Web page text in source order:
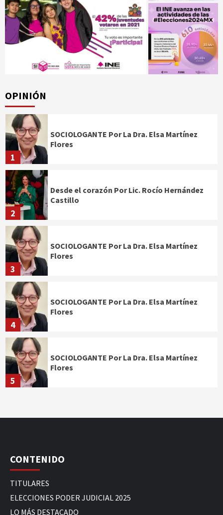
OPINIÓN
1
SOCIOLOGANTE Por La Dra. Elsa Martínez
Flores
2
Desde el corazón Por Lic. Rocío Hernández
Castillo
3
SOCIOLOGANTE Por La Dra. Elsa Martínez
Flores
4
SOCIOLOGANTE Por La Dra. Elsa Martínez
Flores
5
SOCIOLOGANTE Por La Dra. Elsa Martínez
Flores
CONTENIDO
TITULARES
ELECCIONES PODER JUDICIAL 2025
LO MÁS DESTACADO